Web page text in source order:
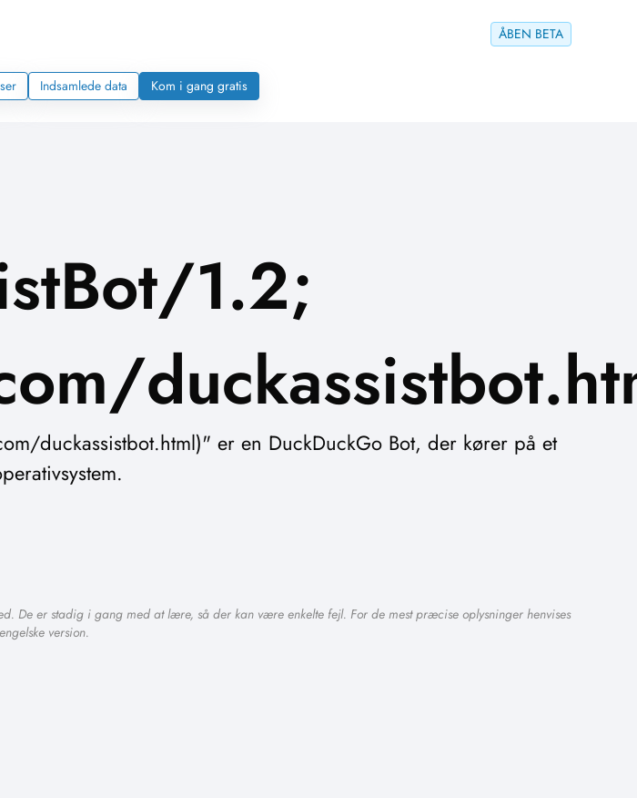
ÅBEN BETA
Indsamlede data Kom i gang gratis
1.2;
duckassistbot.html)" er en DuckDuckGo Bot, der kører på et
De er stadig i gang med at lære, så der kan være enkelte fejl. For de mest præcise oplysninger henvises
version.